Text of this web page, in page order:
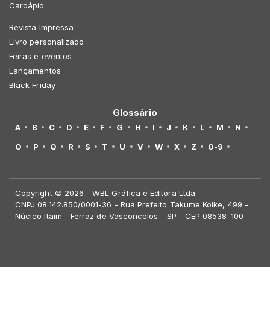
Cardápio
Revista Impressa
Livro personalizado
Feiras e eventos
Lançamentos
Black Friday
Glossário
A B C D E F G H I J K L M
N
O
P Q R S T U V W X Z 0-9
Copyright © 2026 - WBL Gráfica e Editora Ltda.
CNPJ 08.142.850/0001-36 - Rua Prefeito Takume Koike, 499 -
Núcleo Itaim - Ferraz de Vasconcelos - SP - CEP 08538-100